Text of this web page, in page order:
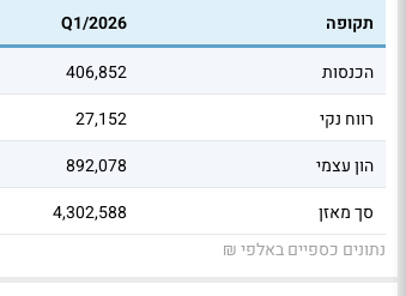
תקופה Q1/2026
הכנסות
406,852
רווח נקי
27,152
הון עצמי
892,078
סך מאזן
4,302,588
נתונים כספיים באלפי ₪